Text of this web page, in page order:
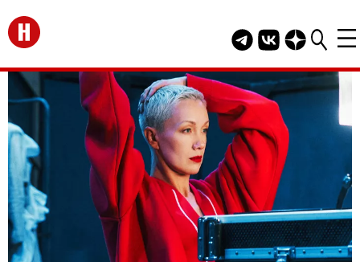
Перейти на главную
Telegram канал
Группа HELLO
Канал